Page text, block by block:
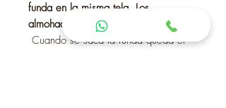
funda en la misma tela. Los
almohadones tienen doble funda.
Cuando se saca la funda queda el